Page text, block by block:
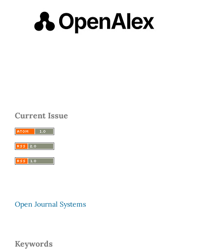
Current Issue
Open Journal Systems
Keywords